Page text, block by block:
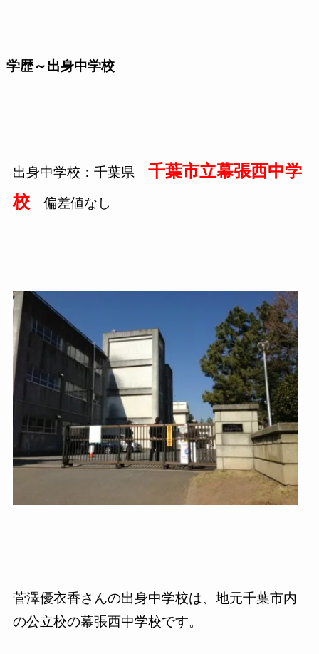
学歴～出身中学校
出身中学校：千葉県 千葉市立幕張西中学
校偏差値なし
菅澤優衣香さんの出身中学校は、地元千葉市内
の公立校の幕張西中学校です。